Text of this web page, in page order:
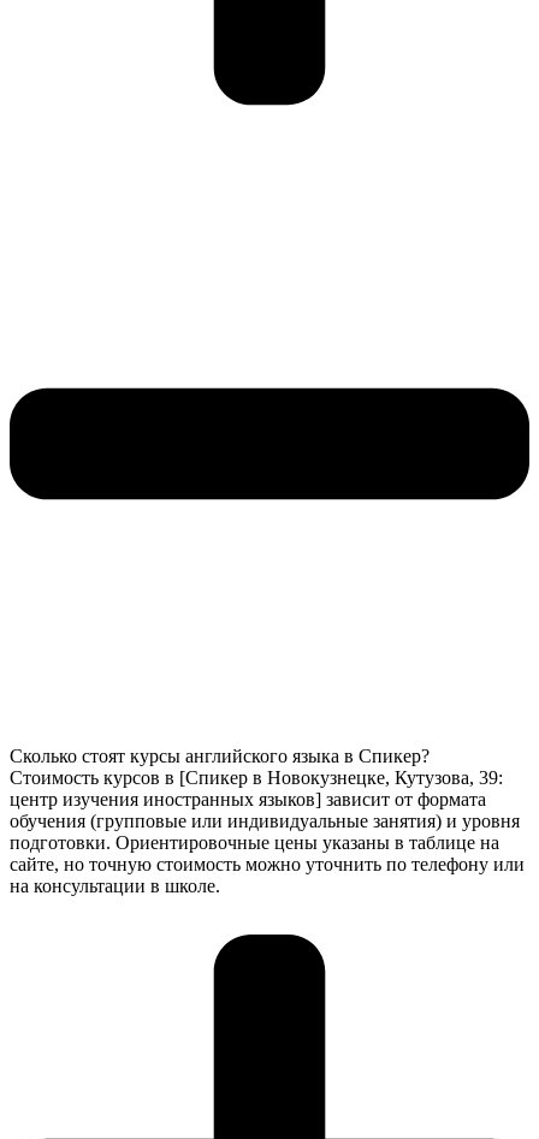
Сколько стоят курсы английского языка в Спикер?
Стоимость курсов в [Спикер в Новокузнецке, Кутузова, 39:
центр изучения иностранных языков] зависит от формата
обучения (групповые или индивидуальные занятия) и уровня
подготовки. Ориентировочные цены указаны в таблице на
сайте, но точную стоимость можно уточнить по телефону или
на консультации в школе.